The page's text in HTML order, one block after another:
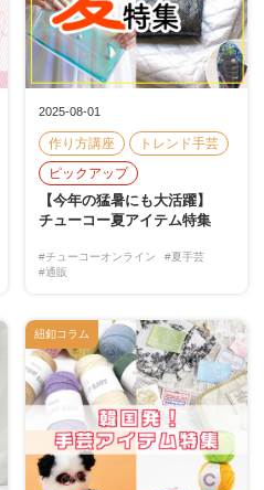
2025-08-01
作り方講座
トレンド手芸
ピックアップ
【今年の猛暑にも大活躍】
チューコー夏アイテム特集
#チューコーオンライン
#夏手芸
#通販
紐釦コラム